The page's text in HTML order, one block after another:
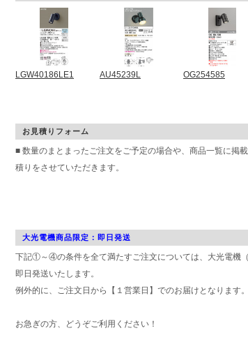
LGW40186LE1 AU45239L OG254585
お見積りフォーム
■ 数量のまとまったご注文をご予定の場合や、商品一覧に掲
積りをさせていただきます。
大光電機商品限定：即日発送
下記①～④の条件を全て満たすご注文については、大光電機
即日発送いたします。
例外的に、ご注文日から【１営業日】でのお届けとなります。
お急ぎの方、どうぞご利用ください！